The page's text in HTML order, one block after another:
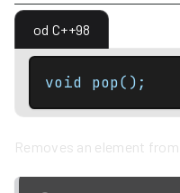
od C++98
void pop();
Removes an element